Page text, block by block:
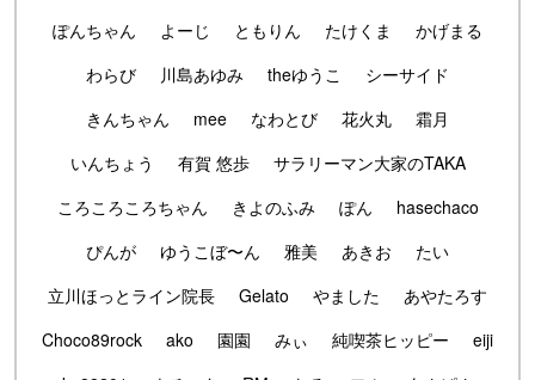
ぽんちゃん
よーじ ともりん たけくま
かげまる
わらび
川島あゆみ theゆうこ
シーサイド
きんちゃん
mee なわとび 花火丸
霜月
いんちょう
有賀 悠歩
サラリーマン大家のTAKA
ころころころちゃん
きよのふみ ぽん
hasechaco
ぴんが
ゆうこぼ〜ん 雅美 あきお
たい
立川ほっとライン院長
Gelato やました
あやたろす
Choco89rock
ako 園園 みぃ 純喫茶ヒッピー
eiji